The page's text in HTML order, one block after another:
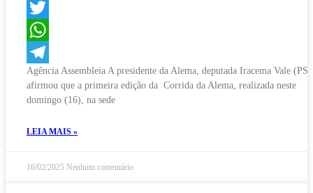
Facebook
Twitter
WhatsApp
Telegram
Agência Assembleia A presidente da Alema, deputada Iracema Vale
afirmou que a primeira edição da Corrida da Alema, realizada neste
domingo (16), na sede
LEIA MAIS »
16/02/2025 Nenhum comentário